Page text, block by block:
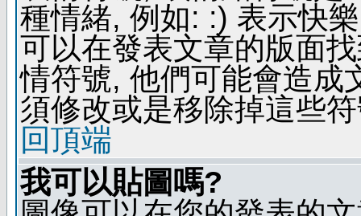
種情緒, 例如: :) 表示快
可以在發表文章的版面
情符號, 他們可能會造成
須修改或是移除掉這些
回頂端
我可以貼圖嗎?